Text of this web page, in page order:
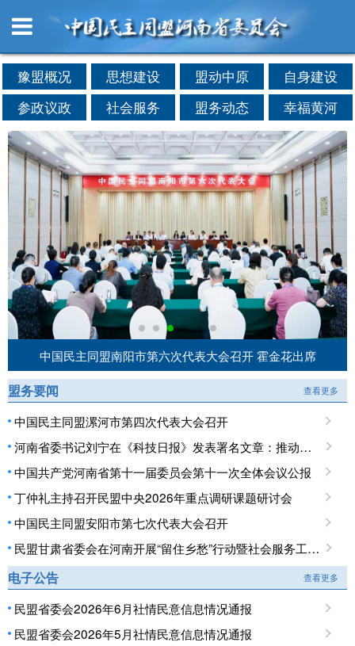
豫盟概况 思想建设 盟动中原
自身建设
参政议政
社会服务 盟务动态 幸福黄河
中国民主同盟南阳市第六次代表大会召开 霍金花出席
盟务要闻 查看更多
中国民主同盟漯河市第四次代表大会召开
河南省委书记刘宁在《科技日报》发表署名文章：推动科技创新和产业创新深度融合 提升现代化产业体系对高质量发展的支撑能力
中国共产党河南省第十一届委员会第十一次全体会议公报
丁仲礼主持召开民盟中央2026年重点调研课题研讨会
中国民主同盟安阳市第七次代表大会召开
民盟甘肃省委会在河南开展“留住乡愁”行动暨社会服务工作调研
电子公告 查看更多
民盟省委会2026年6月社情民意信息情况通报
民盟省委会2026年5月社情民意信息情况通报